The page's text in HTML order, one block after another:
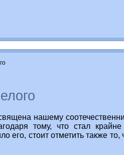
нашему
тому, что стал крайне
его, стоит отметить также то,